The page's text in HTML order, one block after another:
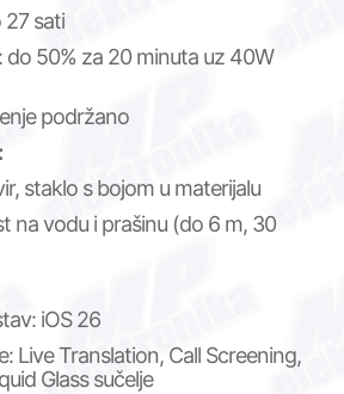
27 sati
do 50% za 20 minuta uz 40W
podržano
staklo s bojom u materijalu
na vodu i prašinu (do 6 m, 30
iOS 26
Live Translation, Call Screening,
Glass sučelje